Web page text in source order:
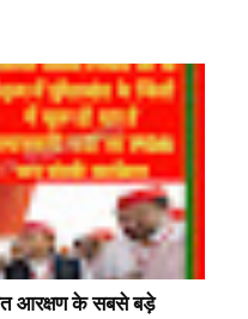
आरक्षण के सबसे बड़े